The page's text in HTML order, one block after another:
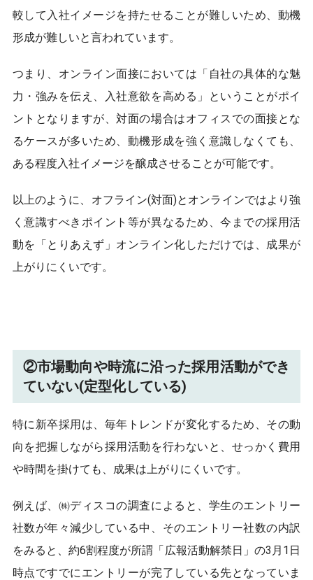
較して入社イメージを持たせることが難しいため、動機
形成が難しいと言われています。
つまり、オンライン面接においては「自社の具体的な魅
力・強みを伝え、入社意欲を高める」ということがポイ
ントとなりますが、対面の場合はオフィスでの面接とな
るケースが多いため、動機形成を強く意識しなくても、
ある程度入社イメージを醸成させることが可能です。
以上のように、オフライン(対面)とオンラインではより強
く意識すべきポイント等が異なるため、今までの採用活
動を「とりあえず」オンライン化しただけでは、成果が
上がりにくいです。
②市場動向や時流に沿った採用活動ができ
ていない(定型化している)
特に新卒採用は、毎年トレンドが変化するため、その動
向を把握しながら採用活動を行わないと、せっかく費用
や時間を掛けても、成果は上がりにくいです。
例えば、㈱ディスコの調査によると、学生のエントリー
社数が年々減少している中、そのエントリー社数の内訳
をみると、約6割程度が所謂「広報活動解禁日」の3月1日
時点ですでにエントリーが完了している先となっていま